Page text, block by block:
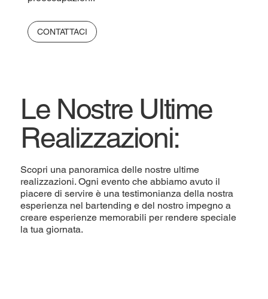
CONTATTACI
Le Nostre Ultime
Realizzazioni:
Scopri una panoramica delle nostre ultime
realizzazioni. Ogni evento che abbiamo avuto il
piacere di servire è una testimonianza della nostra
esperienza nel bartending e del nostro impegno a
creare esperienze memorabili per rendere speciale
la tua giornata.